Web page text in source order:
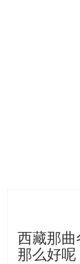
西藏那
那么好呢